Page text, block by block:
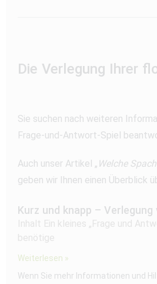
Die Verlegung Ihrer
Sie suchen nach weiteren
Frage-und-Antwort-Spiel
Auch unser Artikel „ Welche
geben wir Ihnen einen Überblick
Kurz und knapp –
Inhalt Ein kleines „Frage und
benötige
Weiterlesen »
Wenn Sie mehr Informationen und